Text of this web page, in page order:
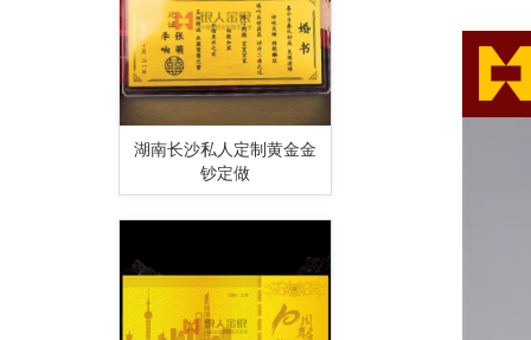
湖南长沙私人定制黄金金
钞定做